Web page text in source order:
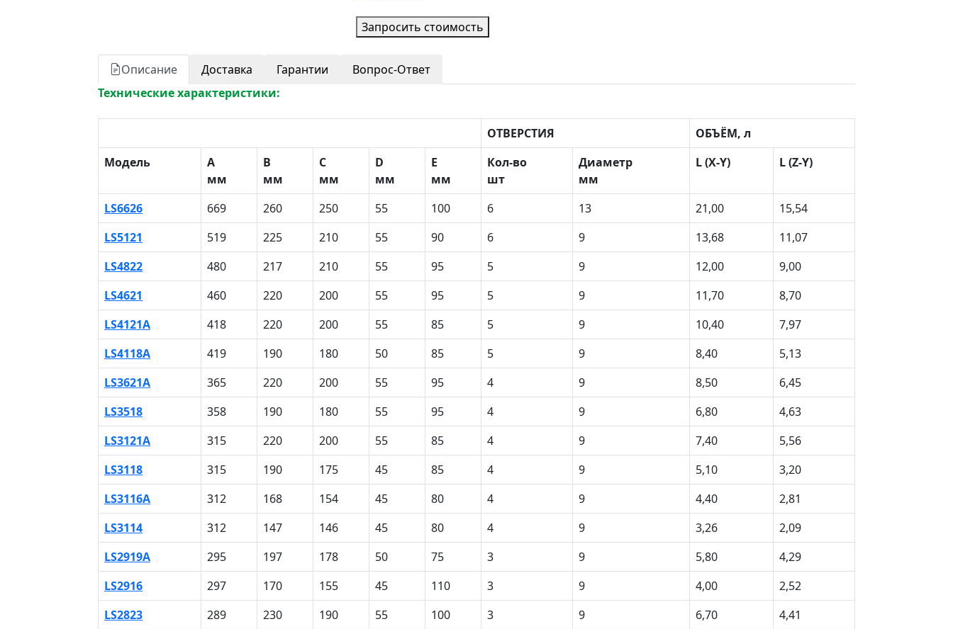
Запросить стоимость
Описание Доставка Гарантии
Вопрос-Ответ
Технические характеристики:
ОТВЕРСТИЯ
ОБЪЁМ, л
Модель
A
мм
B
мм
С
мм
D
мм
E
мм
Кол-во
шт
Диаметр
мм
L (X-Y) L (Z-Y)
LS6626 669 260 250 55 100 6 13 21,00
15,54
LS5121
519 225 210 55 90 6 9 13,68
11,07
LS4822
480 217 210 55 95 5 9 12,00
9,00
LS4621
460 220 200 55 95 5 9 11,70
8,70
LS4121A
418 220 200 55 85 5 9 10,40
7,97
LS4118A
419 190 180 50 85 5 9 8,40
5,13
LS3621A
365 220 200 55 95 4 9 8,50
6,45
LS3518
358 190 180 55 95 4 9 6,80
4,63
LS3121A
315 220 200 55 85 4 9 7,40
5,56
LS3118
315 190 175 45 85 4 9 5,10
3,20
LS3116A
312 168 154 45 80 4 9 4,40
2,81
LS3114
312 147 146 45 80 4 9 3,26
2,09
LS2919A
295 197 178 50 75 3 9 5,80
4,29
LS2916
297 170 155 45 110 3 9 4,00
2,52
LS2823
289 230 190 55 100 3 9 6,70
4,41